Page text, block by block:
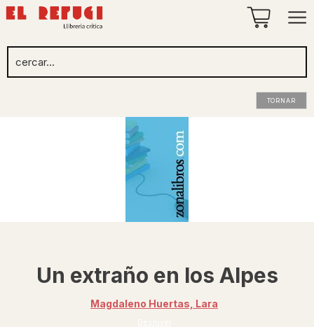
TORNAR
Un extraño en los Alpes
Magdaleno Huertas, Lara